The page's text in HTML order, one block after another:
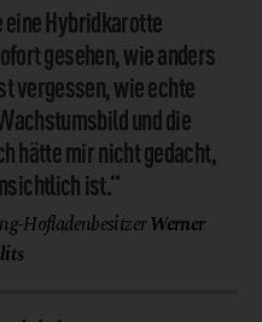
Hybridkarotte
gesehen, wie anders
vergessen, wie echte
und die
hätte mir nicht gedacht,
ist.“
HofladenbesitzerWerner